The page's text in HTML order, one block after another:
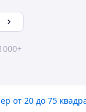
от 20 до 75